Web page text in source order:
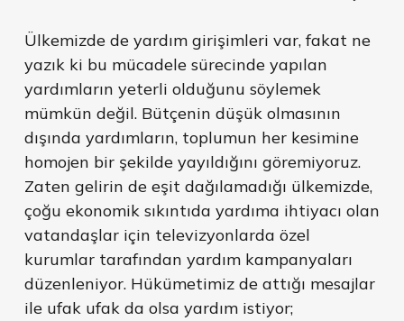
Ülkemizde de yardım girişimleri var, fakat ne
yazık ki bu mücadele sürecinde yapılan
yardımların yeterli olduğunu söylemek
mümkün değil. Bütçenin düşük olmasının
dışında yardımların, toplumun her kesimine
homojen bir şekilde yayıldığını göremiyoruz.
Zaten gelirin de eşit dağılamadığı ülkemizde,
çoğu ekonomik sıkıntıda yardıma ihtiyacı olan
vatandaşlar için televizyonlarda özel
kurumlar tarafından yardım kampanyaları
düzenleniyor. Hükümetimiz de attığı mesajlar
ile ufak ufak da olsa yardım istiyor;